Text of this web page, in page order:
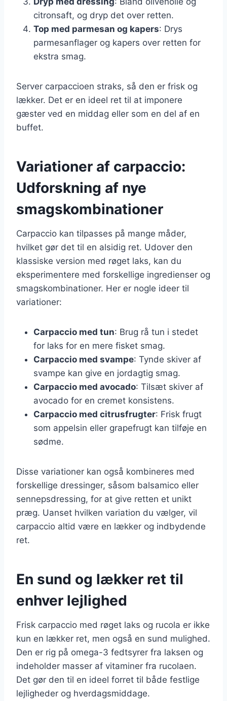
citronsaft, og dryp det over retten.
Top med parmesan og kapers: Drys
parmesanflager og kapers over retten for
ekstra smag.
Server carpaccioen straks, så den er frisk og
lækker. Det er en ideel ret til at imponere
gæster ved en middag eller som en del af en
buffet.
Variationer af carpaccio:
Udforskning af nye
smagskombinationer
Carpaccio kan tilpasses på mange måder,
hvilket gør det til en alsidig ret. Udover den
klassiske version med røget laks, kan du
eksperimentere med forskellige ingredienser og
smagskombinationer. Her er nogle ideer til
variationer:
Carpaccio med tun: Brug rå tun i stedet
for laks for en mere fisket smag.
Carpaccio med svampe: Tynde skiver af
svampe kan give en jordagtig smag.
Carpaccio med avocado: Tilsæt skiver af
avocado for en cremet konsistens.
Carpaccio med citrusfrugter: Frisk frugt
som appelsin eller grapefrugt kan tilføje en
sødme.
Disse variationer kan også kombineres med
forskellige dressinger, såsom balsamico eller
sennepsdressing, for at give retten et unikt
præg. Uanset hvilken variation du vælger, vil
carpaccio altid være en lækker og indbydende
ret.
En sund og lækker ret til
enhver lejlighed
Frisk carpaccio med røget laks og rucola er ikke
kun en lækker ret, men også en sund mulighed.
Den er rig på omega-3 fedtsyrer fra laksen og
indeholder masser af vitaminer fra rucolaen.
Det gør den til en ideel forret til både festlige
lejligheder og hverdagsmiddage.